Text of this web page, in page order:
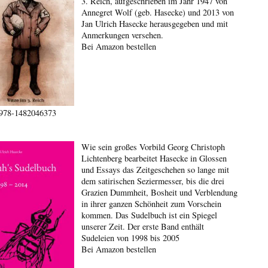
1482046373
Annegret Wolf (geb. Hasecke) und 2013 von
Jan Ulrich Hasecke herausgegeben und mit
Anmerkungen versehen.
Bei Amazon bestellen
Wie sein großes Vorbild Georg Christoph
Lichtenberg bearbeitet Hasecke in Glossen
und Essays das Zeitgeschehen so lange mit
dem satirischen Seziermesser, bis die drei
Grazien Dummheit, Bosheit und Verblendung
in ihrer ganzen Schönheit zum Vorschein
kommen. Das Sudelbuch ist ein Spiegel
unserer Zeit. Der erste Band enthält
Sudeleien von 1998 bis 2005
Bei Amazon bestellen